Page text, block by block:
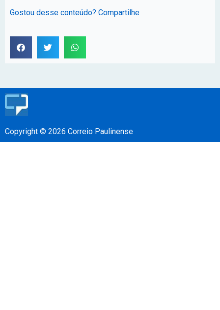
Gostou desse conteúdo? Compartilhe
Copyright © 2026 Correio Paulinense